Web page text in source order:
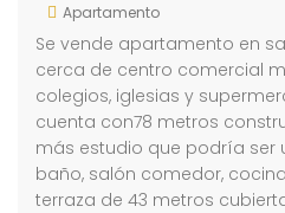
Apartamento
Se vende apartamento en
cerca de centro comercial
colegios, iglesias y
cuenta con78 metros
más estudio que podría ser
baño, salón comedor,
terraza de 43 metros